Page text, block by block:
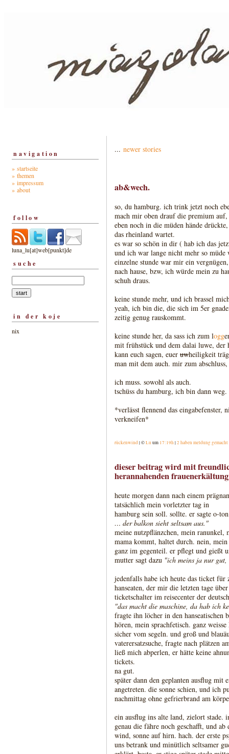
navigation
» startseite
» themen
» impressum
» about
follow
luna_lu[at]web[punkt]de
suche
in der koje
nix
... newer stories
ab&wech.
so, du hamburg. ich trink jetzt noch
mach mir oben drauf die premium
eben noch in die müden hände
das rheinland wartet.
es war so schön in dir ( hab ich das
und ich war lange nicht mehr so
einzelne stunde war mir ein
nach hause, bzw, ich würde mein zu
schuh draus.
keine stunde mehr, und ich brassel
yeah, ich bin die, die sich im 5er
zeitig genug rauskommt.
keine stunde her, da sass ich zum logg
mit frühstück und dem dalai luwe,
kann euch sagen, euer uwheiligkeit
man mit dem auch. mir zum
ich muss. sowohl als auch.
tschüss du hamburg, ich bin dann weg.
*verlässt flennend das eingabefenster,
verkneifen*
rückenwind| ©Lu um 17:19h |2 haben meldung gemacht
dieser beitrag wird mit
herannahenden
heute morgen dann nach einem
tatsächlich mein vorletzter tag in
hamburg sein soll. sollte. er sagte o-
… der balkon sieht seltsam aus."
meine nutzpflänzchen, mein
mama kommt, haltet durch. nein,
ganz im gegenteil. er pflegt und gießt
mutter sagt dazu "ich meins ja nur
jedenfalls habe ich heute das ticket für
hanseaten, der mir die letzten tage
ticketschalter im reisecenter der
"das macht die maschine, da hab ich
fragte ihn löcher in den hanseatischen
hören, mein sprachfetisch. ganz
sicher vom segeln. und groß und
vaterersatzsuche, fragte nach plätzen
ließ mich abperlen, er hätte keine
tickets.
na gut.
später dann den geplanten ausflug
angetreten. die sonne schien, und ich
nachmittag ohne gefrierbrand am
ein ausflug ins alte land, zielort stade.
genau die fähre noch geschafft, und
wind, sonne auf hirn. hach. der erste
uns betrank und minütlich seltsamer